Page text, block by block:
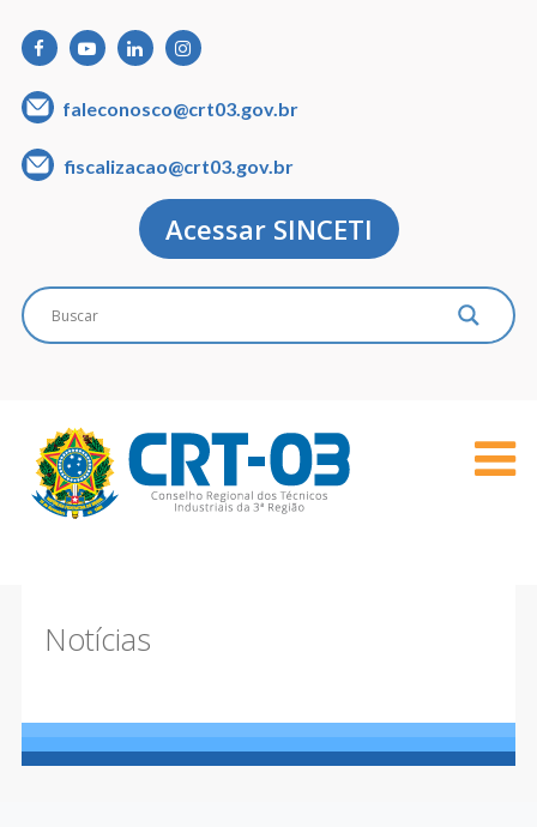
faleconosco@crt03.gov.br
fiscalizacao@crt03.gov.br
Acessar SINCETI
Notícias